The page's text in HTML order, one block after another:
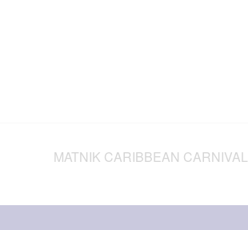
MATNIK CARIBBEAN CARNIVAL